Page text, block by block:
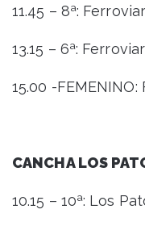
11.45 – 8ª:
13.15 – 6ª:
15.00 -
CANCHA LOS
10.15 – 10ª: Los